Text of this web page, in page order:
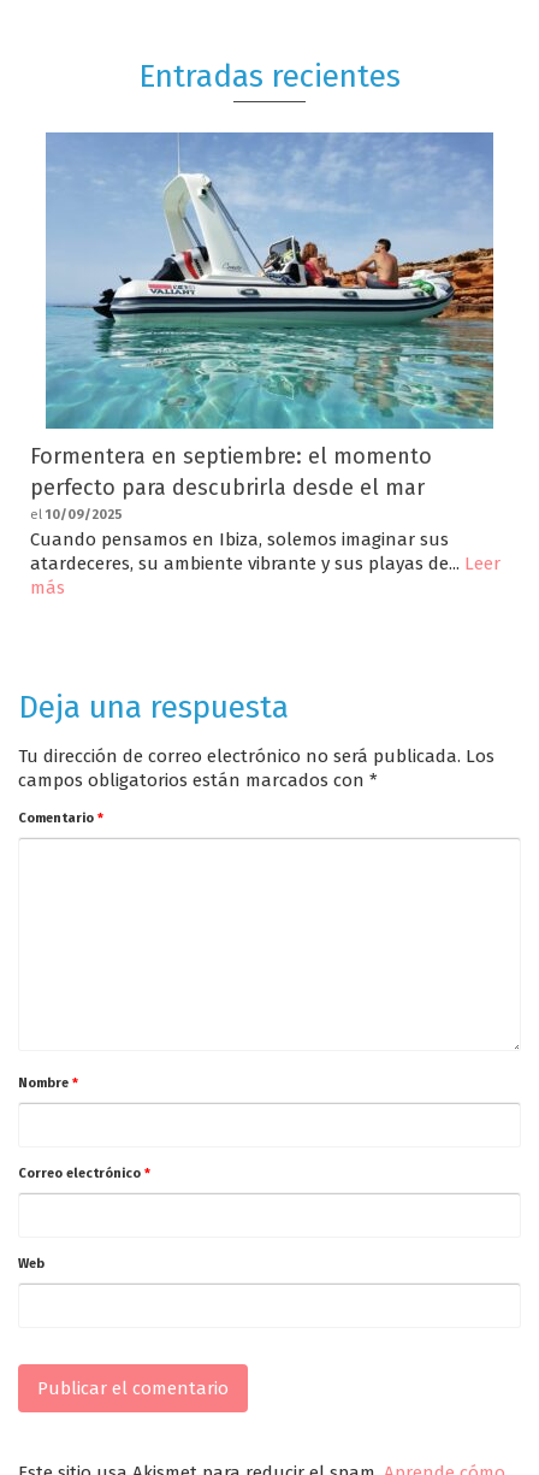
Entradas recientes
Formentera en septiembre: el momento
perfecto para descubrirla desde el mar
el 10/09/2025
Cuando pensamos en Ibiza, solemos imaginar sus
atardeceres, su ambiente vibrante y sus playas de... Leer
más
Deja una respuesta
Tu dirección de correo electrónico no será publicada. Los
campos obligatorios están marcados con *
Comentario *
Nombre *
Correo electrónico *
Web